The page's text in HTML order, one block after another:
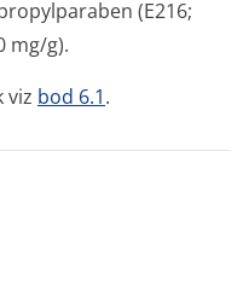
(E216;
mg/g).
viz bod 6.1.